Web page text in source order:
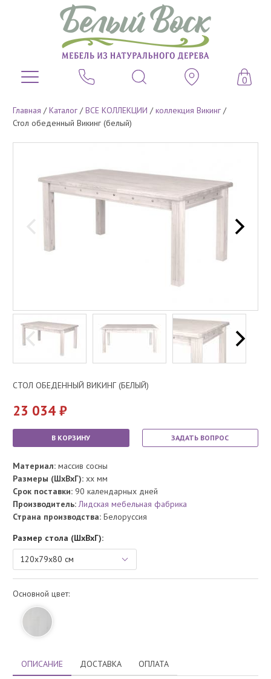
0
Главная /Каталог /ВСЕ КОЛЛЕКЦИИ /коллекция Викинг /
Стол обеденный Викинг (белый)
СТОЛ ОБЕДЕННЫЙ ВИКИНГ (БЕЛЫЙ)
23 034
В КОРЗИНУ ЗАДАТЬ ВОПРОС
Материал: массив сосны
Размеры (ШхВхГ): xx мм
Срок поставки: 90 календарных дней
Производитель:Лидская мебельная фабрика
Страна производства: Белоруссия
Размер стола (ШхВхГ):
Основной цвет:
ОПИСАНИЕ ДОСТАВКА ОПЛАТА